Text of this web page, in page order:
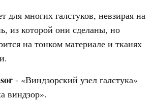
для многих галстуков, невзирая на
из которой они сделаны, но
на тонком материале и тканях
- «Виндзорский узел галстука»
виндзор».